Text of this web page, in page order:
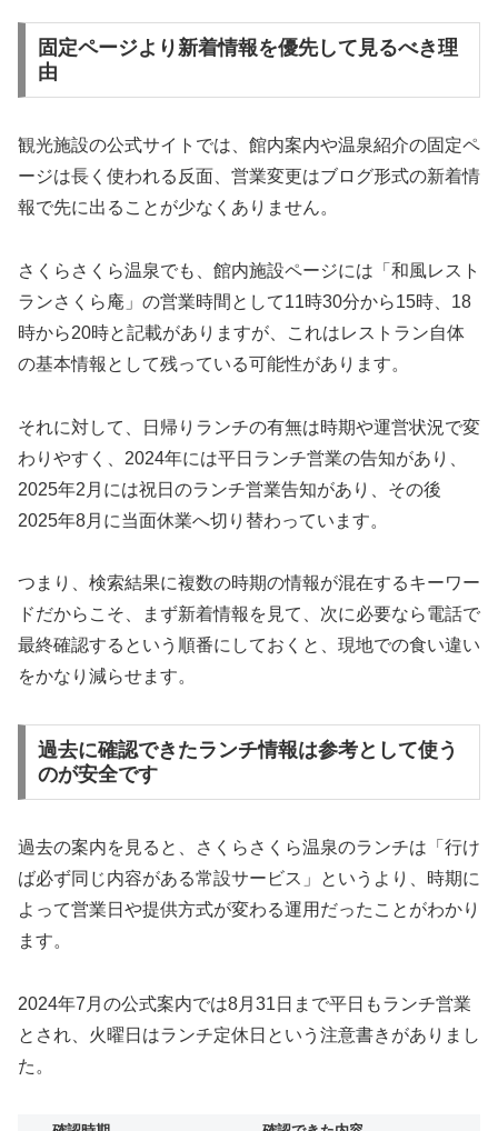
固定ページより新着情報を優先して見るべき理
由
観光施設の公式サイトでは、館内案内や温泉紹介の固定ペ
ージは長く使われる反面、営業変更はブログ形式の新着情
報で先に出ることが少なくありません。
さくらさくら温泉でも、館内施設ページには「和風レスト
ランさくら庵」の営業時間として11時30分から15時、18
時から20時と記載がありますが、これはレストラン自体
の基本情報として残っている可能性があります。
それに対して、日帰りランチの有無は時期や運営状況で変
わりやすく、2024年には平日ランチ営業の告知があり、
2025年2月には祝日のランチ営業告知があり、その後
2025年8月に当面休業へ切り替わっています。
つまり、検索結果に複数の時期の情報が混在するキーワー
ドだからこそ、まず新着情報を見て、次に必要なら電話で
最終確認するという順番にしておくと、現地での食い違い
をかなり減らせます。
過去に確認できたランチ情報は参考として使う
のが安全です
過去の案内を見ると、さくらさくら温泉のランチは「行け
ば必ず同じ内容がある常設サービス」というより、時期に
よって営業日や提供方式が変わる運用だったことがわかり
ます。
2024年7月の公式案内では8月31日まで平日もランチ営業
とされ、火曜日はランチ定休日という注意書きがありまし
た。